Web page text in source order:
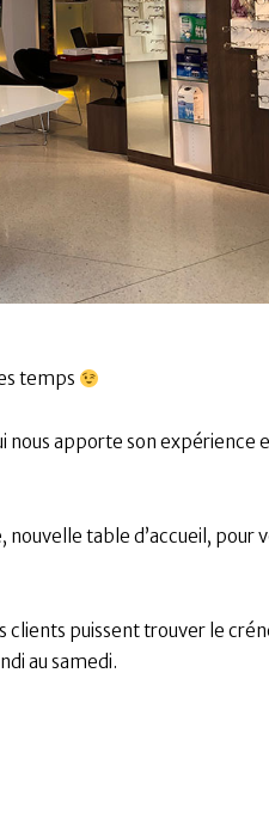
temps
nous apporte son expérience
nouvelle table d’accueil, pour
clients puissent trouver le
au samedi.